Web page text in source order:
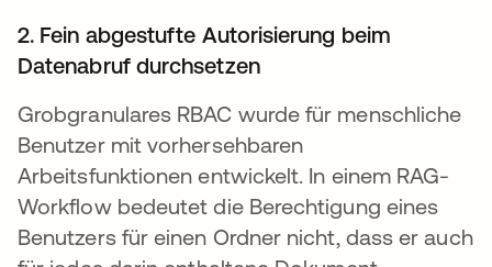
2. Fein abgestufte Autorisierung beim
Datenabruf durchsetzen
Grobgranulares RBAC wurde für menschliche
Benutzer mit vorhersehbaren
Arbeitsfunktionen entwickelt. In einem RAG-
Workflow bedeutet die Berechtigung eines
Benutzers für einen Ordner nicht, dass er auch